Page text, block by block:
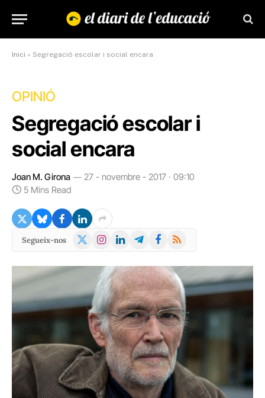
Inici » Segregació escolar i social encara
OPINIÓ
Segregació escolar i
social encara
Joan M. Girona
27 - novembre - 2017 · 09:10
5 Mins Read
Segueix-nos
X
Instagram
LinkedInTelegramFacebook
RSS